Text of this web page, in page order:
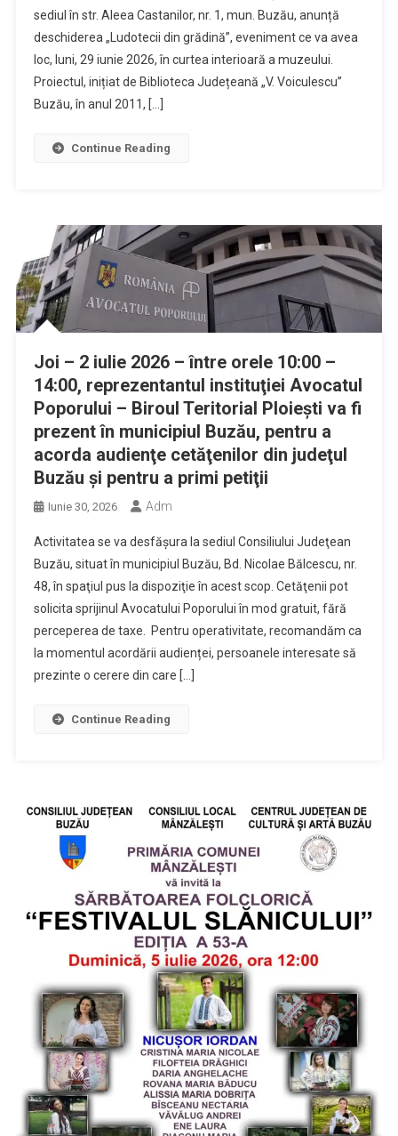
sediul în str. Aleea Castanilor, nr. 1, mun. Buzău, anunță
deschiderea „Ludotecii din grădină”, eveniment ce va avea
loc, luni, 29 iunie 2026, în curtea interioară a muzeului.
Proiectul, inițiat de Biblioteca Județeană „V. Voiculescu”
Buzău, în anul 2011, […]
Continue Reading
Joi – 2 iulie 2026 – între orele 10:00 –
14:00, reprezentantul instituţiei Avocatul
Poporului – Biroul Teritorial Ploieşti va fi
prezent în municipiul Buzău, pentru a
acorda audienţe cetăţenilor din judeţul
Buzău şi pentru a primi petiţii
Iunie 30, 2026 Adm
Activitatea se va desfășura la sediul Consiliului Judeţean
Buzău, situat în municipiul Buzău, Bd. Nicolae Bălcescu, nr.
48, în spaţiul pus la dispoziţie în acest scop. Cetăţenii pot
solicita sprijinul Avocatului Poporului în mod gratuit, fără
perceperea de taxe. Pentru operativitate, recomandăm ca
la momentul acordării audienței, persoanele interesate să
prezinte o cerere din care […]
Continue Reading